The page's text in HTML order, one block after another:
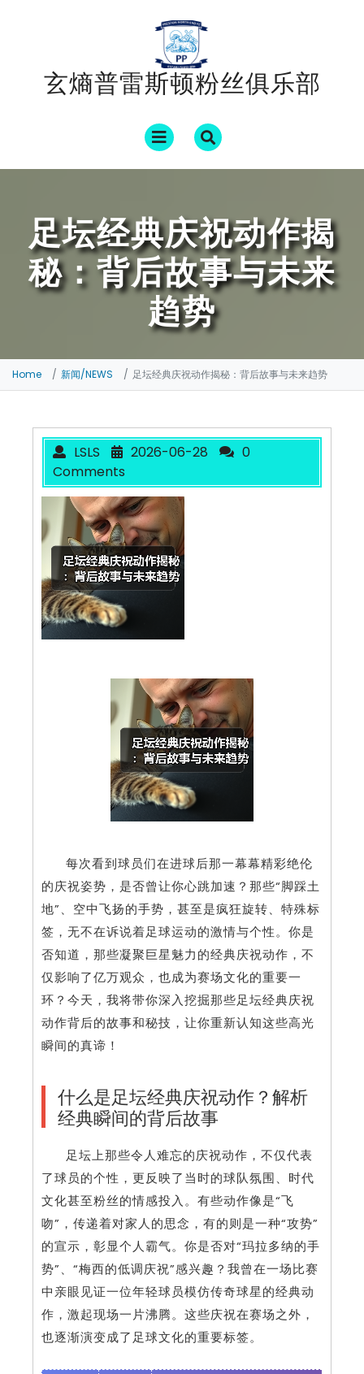
玄熵普雷斯顿粉丝俱乐部
Open
Menu
足坛经典庆祝动作揭
秘：背后故事与未来
趋势
Home 新闻/NEWS 足坛经典庆祝动作揭秘：背后故事与未来趋势
LSLS 2026-06-28
0
Comments
每次看到球员们在进球后那一幕幕精彩绝伦
的庆祝姿势，是否曾让你心跳加速？那些“脚踩土
地”、空中飞扬的手势，甚至是疯狂旋转、特殊标
签，无不在诉说着足球运动的激情与个性。你是
否知道，那些凝聚巨星魅力的经典庆祝动作，不
仅影响了亿万观众，也成为赛场文化的重要一
环？今天，我将带你深入挖掘那些足坛经典庆祝
动作背后的故事和秘技，让你重新认知这些高光
瞬间的真谛！
什么是足坛经典庆祝动作？解析
经典瞬间的背后故事
足坛上那些令人难忘的庆祝动作，不仅代表
了球员的个性，更反映了当时的球队氛围、时代
文化甚至粉丝的情感投入。有些动作像是“飞
吻”，传递着对家人的思念，有的则是一种“攻势”
的宣示，彰显个人霸气。你是否对“玛拉多纳的手
势”、“梅西的低调庆祝”感兴趣？我曾在一场比赛
中亲眼见证一位年轻球员模仿传奇球星的经典动
作，激起现场一片沸腾。这些庆祝在赛场之外，
也逐渐演变成了足球文化的重要标签。